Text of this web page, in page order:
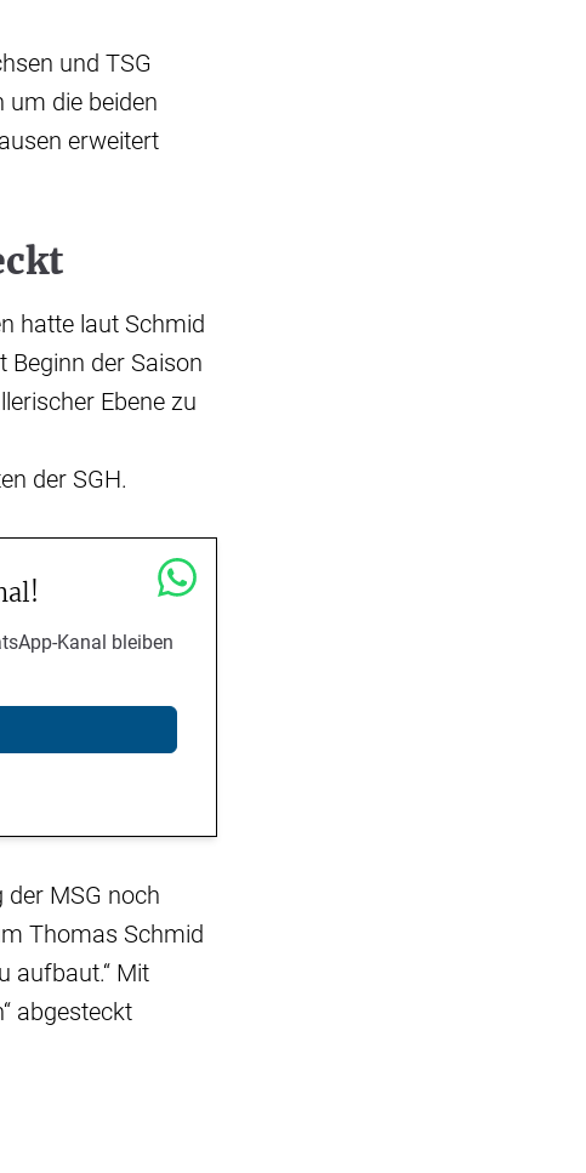
und TSG
um die beiden
erweitert
hatte laut Schmid
Beginn der Saison
Ebene zu
der SGH.
Kanal bleiben
der MSG noch
Thomas Schmid
aufbaut.“ Mit
abgesteckt